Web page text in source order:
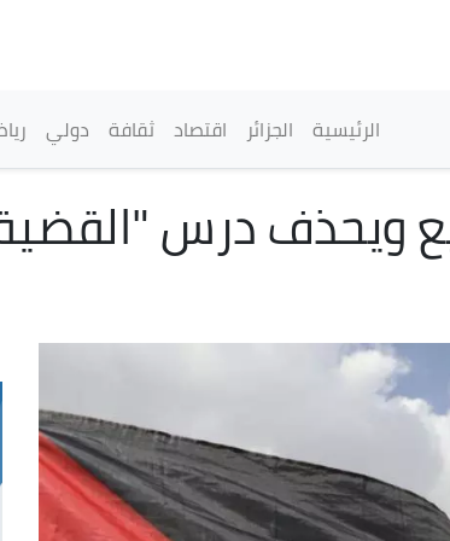
القائمة الرئيسية
الرئيسية الجزائر اقتصاد ثقافة دولي
ويحذف درس